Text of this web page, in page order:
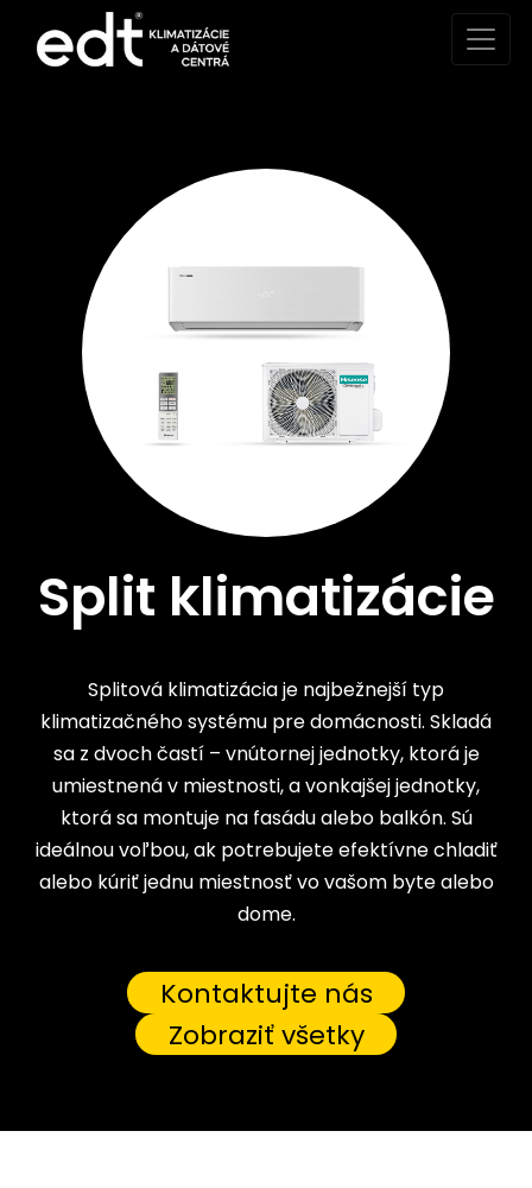
Split klimatizácie
Splitová klimatizácia je najbežnejší typ
klimatizačného systému pre domácnosti. Skladá
sa z dvoch častí – vnútornej jednotky, ktorá je
umiestnená v miestnosti, a vonkajšej jednotky,
ktorá sa montuje na fasádu alebo balkón. Sú
ideálnou voľbou, ak potrebujete efektívne chladiť
alebo kúriť jednu miestnosť vo vašom byte alebo
dome.
Kontaktujte nás
Zobraziť všetky